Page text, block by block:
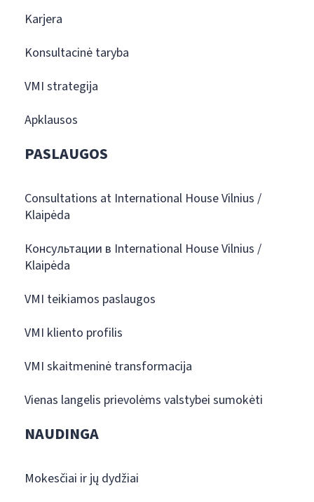
Karjera
Konsultacinė taryba
VMI strategija
Apklausos
PASLAUGOS
Consultations at International House Vilnius /
Klaipėda
Консультации в International House Vilnius /
Klaipėda
VMI teikiamos paslaugos
VMI kliento profilis
VMI skaitmeninė transformacija
Vienas langelis prievolėms valstybei sumokėti
NAUDINGA
Mokesčiai ir jų dydžiai